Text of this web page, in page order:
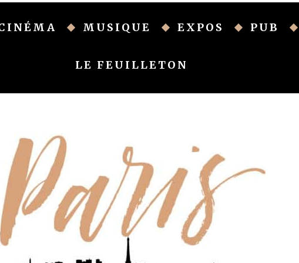
MUSIQUE EXPOS PUB
LE FEUILLETON